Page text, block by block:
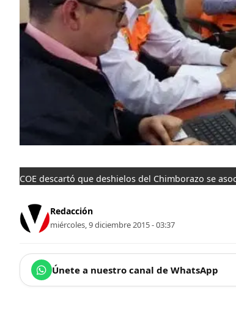
COE descartó que deshielos del Chimborazo se
Redacción
miércoles, 9 diciembre 2015 - 03:37
Únete a nuestro canal de WhatsApp